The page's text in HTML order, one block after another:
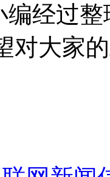
经过
对大家